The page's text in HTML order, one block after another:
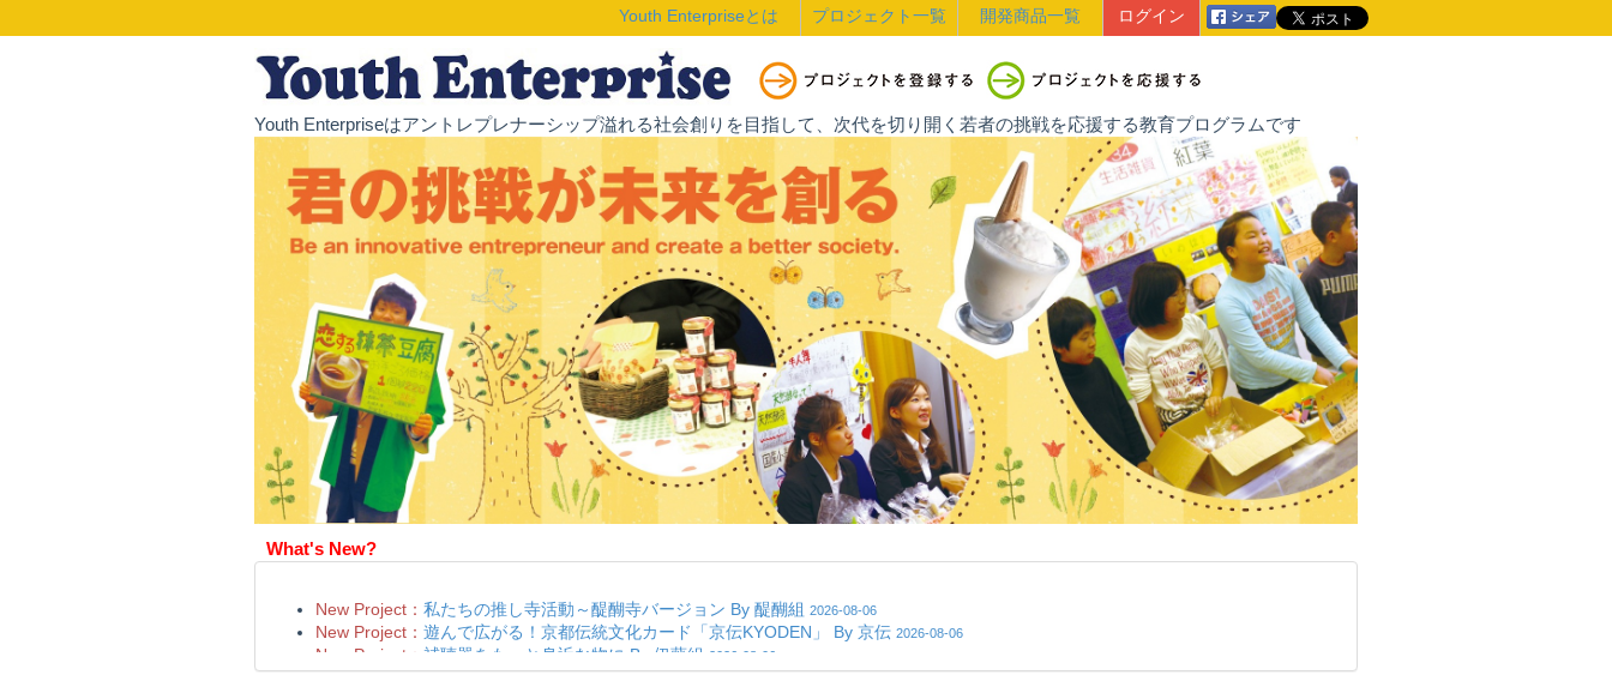
Youth Enterpriseとは プロジェクト一覧 開発商品一覧 ログイン
Youth Enterpriseはアントレプレナーシップ溢れる社会創りを目指して、次代を切り開く若者の挑戦を応援する教育プログラムです
What's New?